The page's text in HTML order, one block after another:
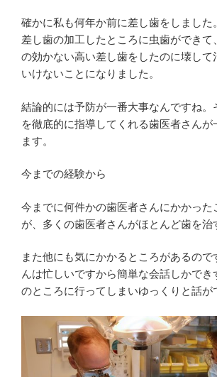
確かに私も何年か前に差し歯をしました
差し歯の加工したところに虫歯ができて
の効かない高い差し歯をしたのに壊して
いけないことになりました。
結論的には予防が一番大事なんですね。
を徹底的に指導してくれる歯医者さんが
ます。
今までの経験から
今までに何件かの歯医者さんにかかった
が、多くの歯医者さんがほとんど歯を治
また他にも気にかかるところがあるので
んは忙しいですから簡単な会話しかでき
のところに行ってしまいゆっくりと話が